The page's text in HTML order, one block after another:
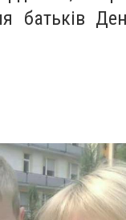
батьків